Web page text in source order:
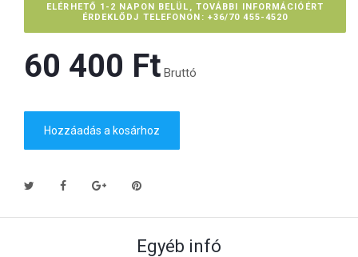
ELÉRHETŐ 1-2 NAPON BELÜL, TOVÁBBI INFORMÁCIÓÉRT
ÉRDEKLŐDJ TELEFONON: +36/70 455-4520
60 400 Ft‎ Bruttó
Hozzáadás a kosárhoz
Egyéb infó